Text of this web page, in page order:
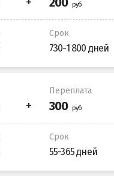
Срок
730-1 800 дней
Переплата
Срок
55-365 дней